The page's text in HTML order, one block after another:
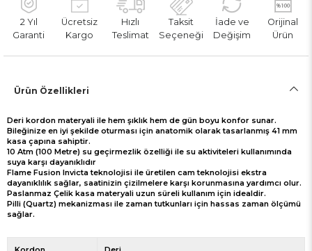
2 Yıl
Garanti
Ücretsiz
Kargo
Hızlı
Teslimat
Taksit
Seçeneği
İade ve
Değişim
Orijinal
Ürün
Ürün Özellikleri
Deri kordon materyali ile hem şıklık hem de gün boyu konfor sunar.
Bileğinize en iyi şekilde oturması için anatomik olarak tasarlanmış 41 mm
kasa çapına sahiptir.
10 Atm (100 Metre) su geçirmezlik özelliği ile su aktiviteleri kullanımında
suya karşı dayanıklıdır
Flame Fusion Invicta teknolojisi ile üretilen cam teknolojisi ekstra
dayanıklılık sağlar, saatinizin çizilmelere karşı korunmasına yardımcı olur.
Paslanmaz Çelik kasa materyali uzun süreli kullanım için idealdir.
Pilli (Quartz) mekanizması ile zaman tutkunları için hassas zaman ölçümü
sağlar.